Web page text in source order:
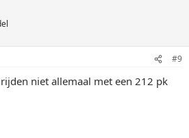
#9
niet allemaal met een 212 pk